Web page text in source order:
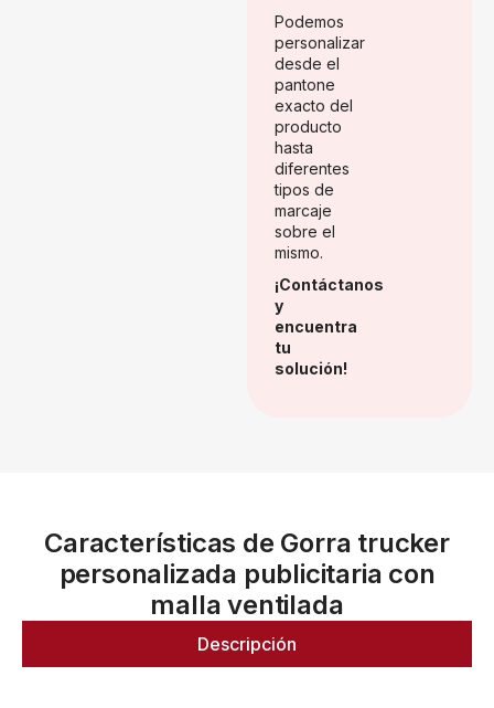
Podemos
personalizar
desde el
pantone
exacto del
producto
hasta
diferentes
tipos de
marcaje
sobre el
mismo.
¡Contáctanos
y
encuentra
tu
solución!
Características de Gorra trucker
personalizada publicitaria con
malla ventilada
Descripción